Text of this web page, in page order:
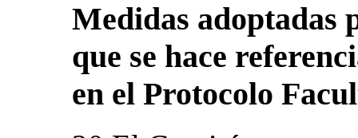
Medidas adoptadas
que se hace
en el Protocolo